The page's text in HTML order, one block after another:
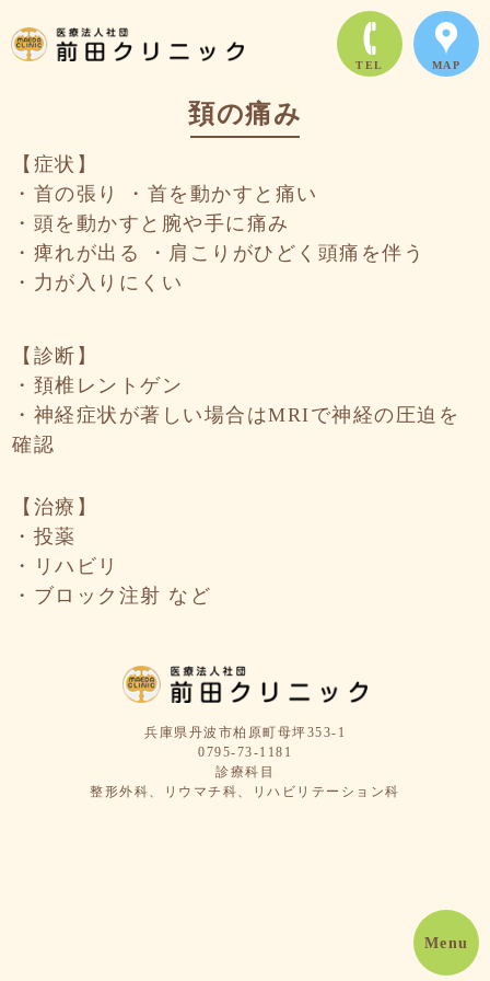
TEL MAP
Menu
頚の痛み
【症状】
・首の張り ・首を動かすと痛い
・頭を動かすと腕や手に痛み
・痺れが出る ・肩こりがひどく頭痛を伴う
・力が入りにくい
【診断】
・頚椎レントゲン
・神経症状が著しい場合はMRIで神経の圧迫を
確認
【治療】
・投薬
・リハビリ
・ブロック注射 など
兵庫県丹波市柏原町母坪353-1
0795-73-1181
診療科目
整形外科、リウマチ科、リハビリテーション科